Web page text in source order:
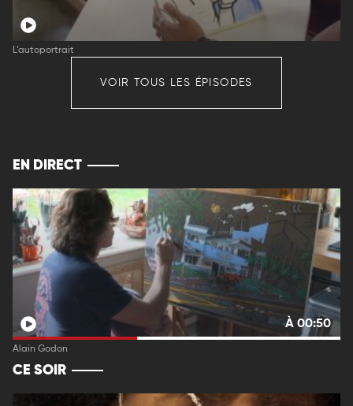
L’autoportrait
VOIR TOUS LES ÉPISODES
EN DIRECT
À 00:50
Alain Godon
CE SOIR